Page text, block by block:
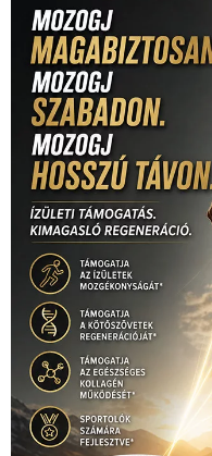
kosárlabda(166)
labdarúgóválogatott(148)
Dakar Team(132)Rali
2016(373)sport
(316) Szalay Balázs(126)
(126)Video(247)
(222) vívás(174)
úszás(361)
Hirdetés